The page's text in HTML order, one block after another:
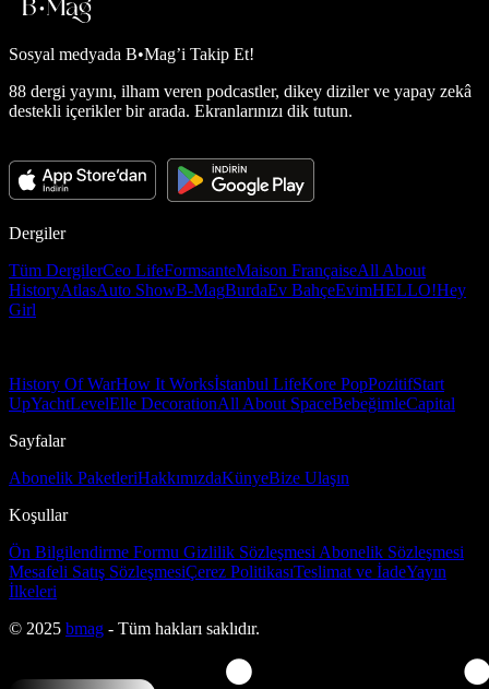
Sosyal medyada B•Mag’i Takip Et!
88 dergi yayını, ilham veren podcastler, dikey diziler ve yapay zekâ
destekli içerikler bir arada. Ekranlarınızı dik tutun.
Dergiler
Tüm DergilerCeo LifeFormsanteMaison FrançaiseAll About
HistoryAtlasAuto ShowB-MagBurdaEv BahçeEvimHELLO!Hey
Girl
History Of WarHow It Worksİstanbul LifeKore PopPozitifStart
UpYachtLevelElle DecorationAll About SpaceBebeğimleCapital
Sayfalar
Abonelik PaketleriHakkımızdaKünyeBize Ulaşın
Koşullar
Ön Bilgilendirme Formu Gizlilik Sözleşmesi Abonelik Sözleşmesi
Mesafeli Satış SözleşmesiÇerez PolitikasıTeslimat ve İadeYayın
İlkeleri
© 2025 bmag - Tüm hakları saklıdır.